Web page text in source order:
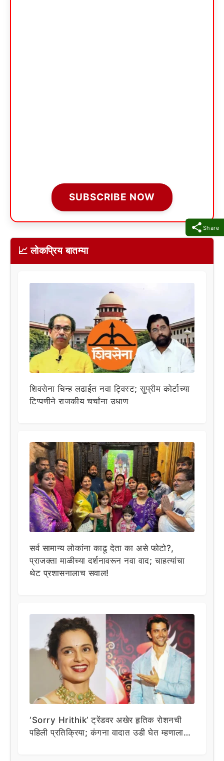
Share
SUBSCRIBE NOW
📈 लोकप्रिय बातम्या
शिवसेना चिन्ह लढाईत नवा ट्विस्ट; सुप्रीम कोर्टाच्या
टिप्पणीने राजकीय चर्चांना उधाण
सर्व सामान्य लोकांना काढू देता का असे फोटो?,
प्राजक्ता माळीच्या दर्शनावरून नवा वाद; चाहत्यांचा
थेट प्रशासनालाच सवाल!
‘Sorry Hrithik’ ट्रेंडवर अखेर हृतिक रोशनची
पहिली प्रतिक्रिया; कंगना वादात उडी घेत म्हणाला…